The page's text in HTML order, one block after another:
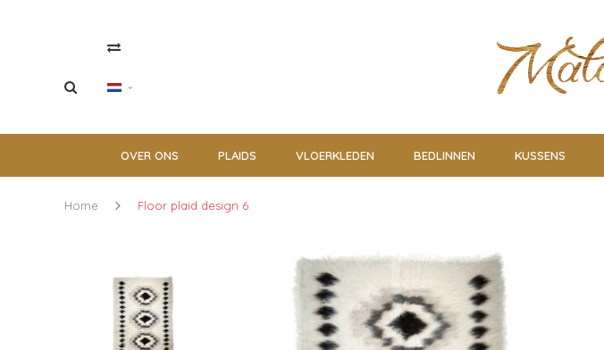
OVER ONS PLAIDS VLOERKLEDEN BEDLINNEN KUSSENS
Home Floor plaid design 6